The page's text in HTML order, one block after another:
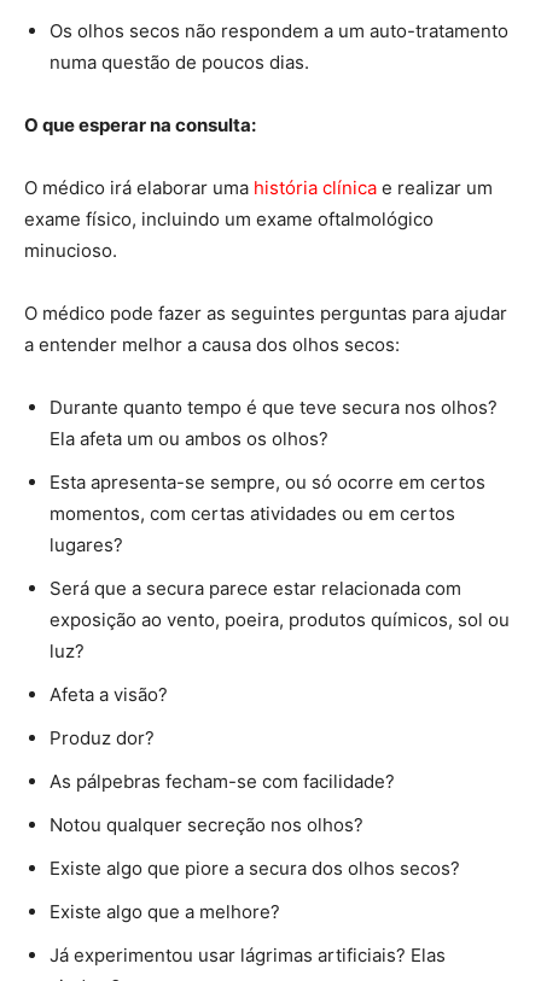
Os olhos secos não respondem a um auto-tratamento
numa questão de poucos dias.
O que esperar na consulta:
O médico irá elaborar uma história clínica e realizar um
exame físico, incluindo um exame oftalmológico
minucioso.
O médico pode fazer as seguintes perguntas para ajudar
a entender melhor a causa dos olhos secos:
Durante quanto tempo é que teve secura nos olhos?
Ela afeta um ou ambos os olhos?
Esta apresenta-se sempre, ou só ocorre em certos
momentos, com certas atividades ou em certos
lugares?
Será que a secura parece estar relacionada com
exposição ao vento, poeira, produtos químicos, sol ou
luz?
Afeta a visão?
Produz dor?
As pálpebras fecham-se com facilidade?
Notou qualquer secreção nos olhos?
Existe algo que piore a secura dos olhos secos?
Existe algo que a melhore?
Já experimentou usar lágrimas artificiais? Elas